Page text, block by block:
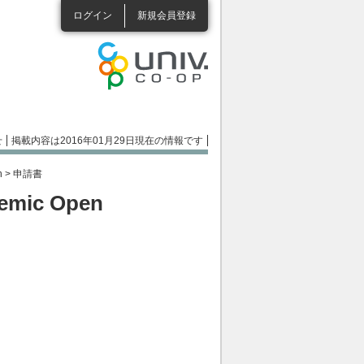
ログイン 新規会員登録
掲載内容は2016年01月29日現在の情報です
> 申請書
Open